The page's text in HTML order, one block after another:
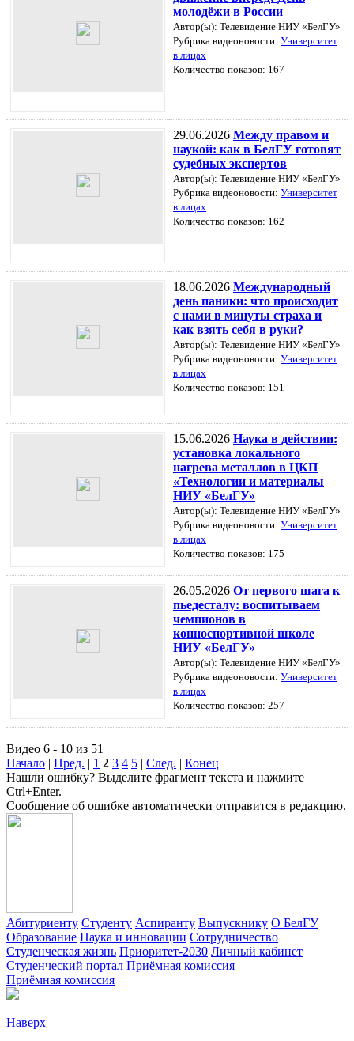
молодёжи в России
Автор(ы): Телевидение НИУ «БелГУ»
Рубрика видеоновости: Университет
в лицах
Количество показов: 167
29.06.2026 Между правом и
наукой: как в БелГУ готовят
судебных экспертов
Автор(ы): Телевидение НИУ «БелГУ»
Рубрика видеоновости: Университет
в лицах
Количество показов: 162
18.06.2026 Международный
день паники: что происходит
с нами в минуты страха и
как взять себя в руки?
Автор(ы): Телевидение НИУ «БелГУ»
Рубрика видеоновости: Университет
в лицах
Количество показов: 151
15.06.2026 Наука в действии:
установка локального
нагрева металлов в ЦКП
«Технологии и материалы
НИУ «БелГУ»
Автор(ы): Телевидение НИУ «БелГУ»
Рубрика видеоновости: Университет
в лицах
Количество показов: 175
26.05.2026 От первого шага к
пьедесталу: воспитываем
чемпионов в
конноспортивной школе
НИУ «БелГУ»
Автор(ы): Телевидение НИУ «БелГУ»
Рубрика видеоновости: Университет
в лицах
Количество показов: 257
Видео 6 - 10 из 51
Начало | Пред. | 1 2 3 4 5 | След. | Конец
Нашли ошибку? Выделите фрагмент текста и нажмите
Ctrl+Enter.
Сообщение об ошибке автоматически отправится в редакцию.
Абитуриенту Студенту Аспиранту Выпускнику О БелГУ
Образование Наука и инновации Сотрудничество
Студенческая жизнь Приоритет-2030 Личный кабинет
Студенческий портал Приёмная комиссия
Приёмная комиссия
Наверх